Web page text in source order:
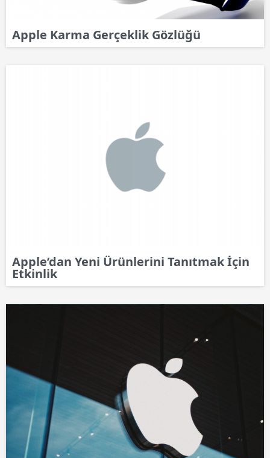
Apple Karma Gerçeklik Gözlüğü
Apple’dan Yeni Ürünlerini Tanıtmak İçin
Etkinlik